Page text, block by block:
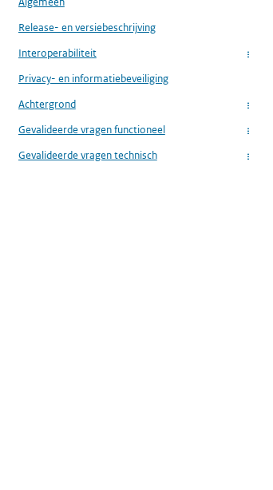
Release- en versiebeschrijving
Interoperabiliteit
...
Privacy- en informatiebeveiliging
Achtergrond
...
Gevalideerde vragen functioneel ...
Gevalideerde vragen technisch ...